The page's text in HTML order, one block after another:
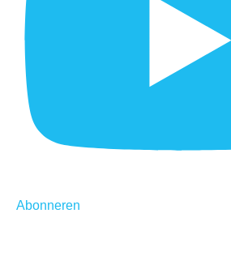
Abonneren